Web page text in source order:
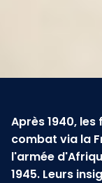
Après 1940,
combat via la
l'armée
1945. Leurs